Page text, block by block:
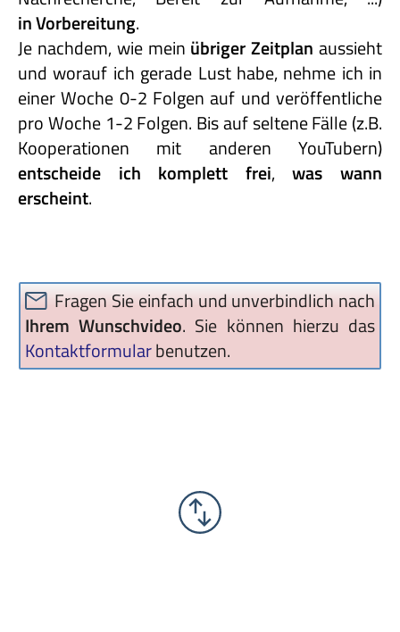
in Vorbereitung.
Je nachdem, wie mein übriger Zeitplan aussieht
und worauf ich gerade Lust habe, nehme ich in
einer Woche 0-2 Folgen auf und veröffentliche
pro Woche 1-2 Folgen. Bis auf seltene Fälle (z.B.
Kooperationen mit anderen YouTubern)
entscheide
ich komplett frei,was
wann
erscheint.
Fragen Sie einfach und unverbindlich nach
Ihrem Wunschvideo. Sie können hierzu das
Kontaktformularbenutzen.